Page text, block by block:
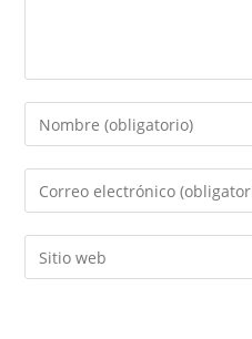
Introducí
tu
nombre
de
usuario
Introducí
tu
dirección
de
Introducí
la